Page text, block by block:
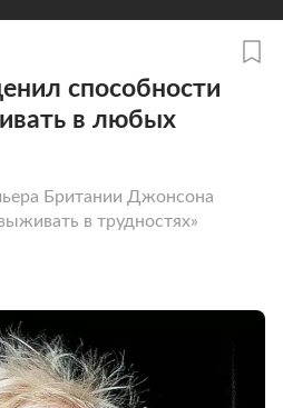
способности
в любых
Британии Джонсона
в трудностях»